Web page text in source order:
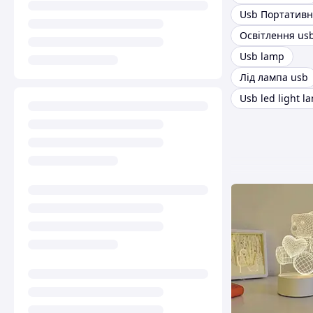
Освітлення
Usb lamp
Лід лампа usb
Usb led light